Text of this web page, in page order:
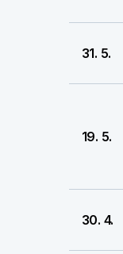
31. 5.
19. 5.
30. 4.